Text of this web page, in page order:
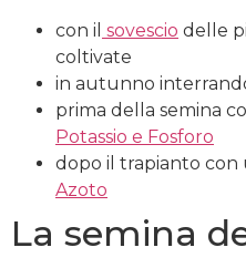
con il sovescio delle
coltivate
in autunno
prima della semina
Potassio e Fosforo
dopo il trapianto con
Azoto
La semina